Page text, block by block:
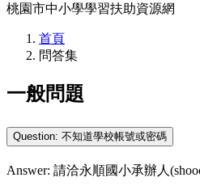
桃園市中小學學習扶助資源網
首頁
問答集
一般問題
Question: 不知道學校帳號或密碼
Answer: 請洽永順國小承辦人